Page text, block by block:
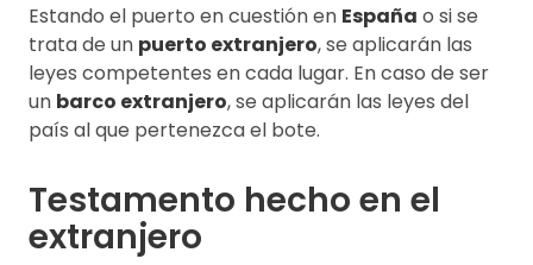
Estando el puerto en cuestión en España o si se
trata de un puerto extranjero, se aplicarán las
leyes competentes en cada lugar. En caso de ser
un barco extranjero, se aplicarán las leyes del
país al que pertenezca el bote.
Testamento hecho en el
extranjero